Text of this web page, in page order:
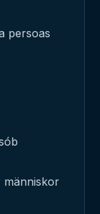
persoas
människor